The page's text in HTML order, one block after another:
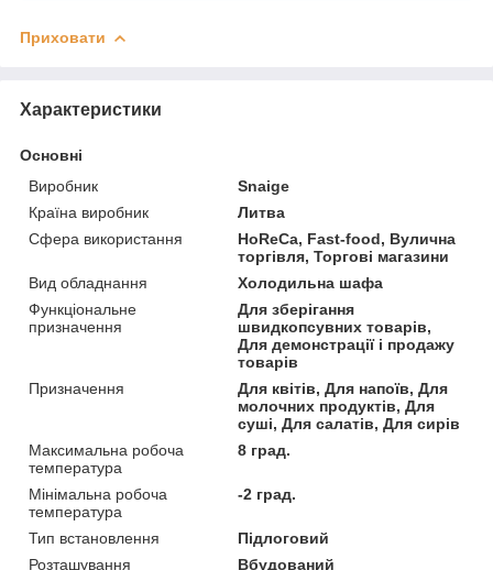
Приховати
Характеристики
Основні
Виробник
Snaige
Країна виробник
Литва
Сфера використання
HoReCa, Fast-food, Вулична
торгівля, Торгові магазини
Вид обладнання
Холодильна шафа
Функціональне
призначення
Для зберігання
швидкопсувних товарів,
Для демонстрації і продажу
товарів
Призначення
Для квітів, Для напоїв, Для
молочних продуктів, Для
суші, Для салатів, Для сирів
Максимальна робоча
температура
8 град.
Мінімальна робоча
температура
-2 град.
Тип встановлення
Підлоговий
Розташування
Вбудований